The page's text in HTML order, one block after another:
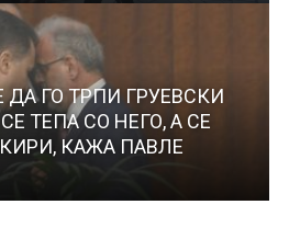
ГО ТРПИ ГРУЕВСКИ
ТЕПА СО НЕГО, А СЕ
КАЖА ПАВЛЕ